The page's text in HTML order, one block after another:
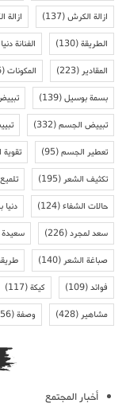
ازالة الكرش(137) ازالة
الطريقة(130) الفنانة
المقادير(223) المكونات(116)
بسمة بوسيل(139)
تبييض الجسم(332)
تعطير الجسم(95)
تكثيف الشعر(195)
حالات الشفاء(124) دنيا
سعد لمجرد(226)
صباغة الشعر(140)
فوائد(109) كيكة(117)
مشاهير(428) وصفة(156)
أخبار المجتمع